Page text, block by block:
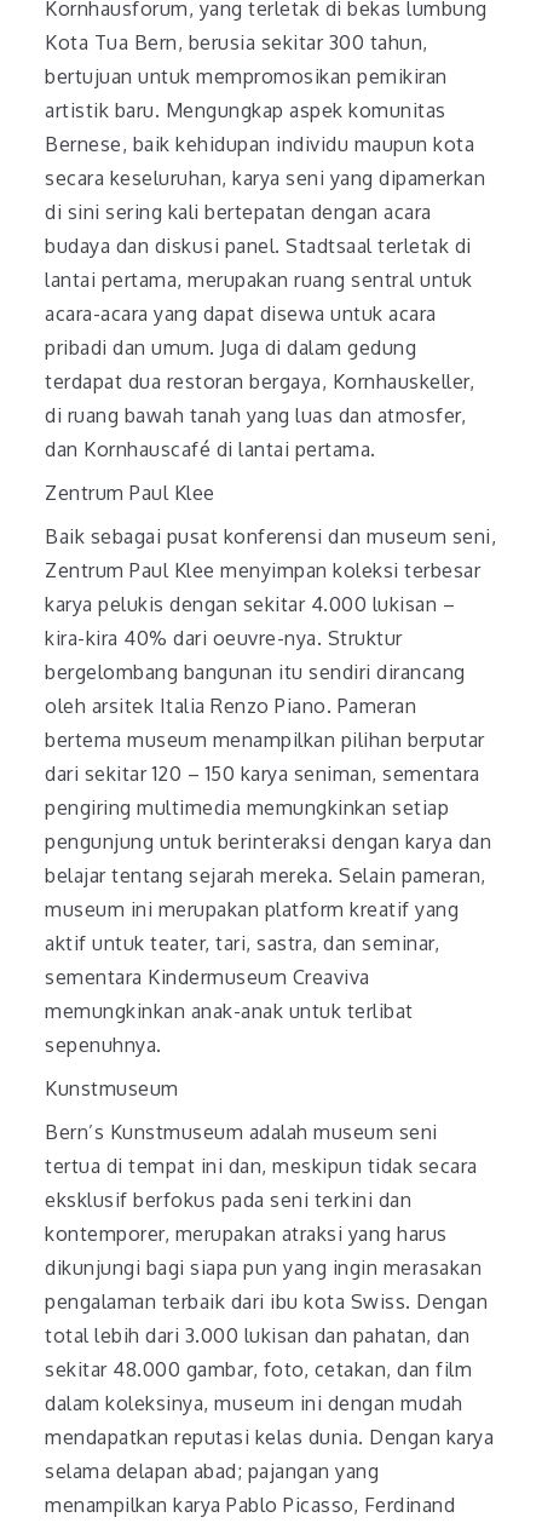
Kornhausforum, yang terletak di bekas lumbung
Kota Tua Bern, berusia sekitar 300 tahun,
bertujuan untuk mempromosikan pemikiran
artistik baru. Mengungkap aspek komunitas
Bernese, baik kehidupan individu maupun kota
secara keseluruhan, karya seni yang dipamerkan
di sini sering kali bertepatan dengan acara
budaya dan diskusi panel. Stadtsaal terletak di
lantai pertama, merupakan ruang sentral untuk
acara-acara yang dapat disewa untuk acara
pribadi dan umum. Juga di dalam gedung
terdapat dua restoran bergaya, Kornhauskeller,
di ruang bawah tanah yang luas dan atmosfer,
dan Kornhauscafé di lantai pertama.
Zentrum Paul Klee
Baik sebagai pusat konferensi dan museum seni,
Zentrum Paul Klee menyimpan koleksi terbesar
karya pelukis dengan sekitar 4.000 lukisan –
kira-kira 40% dari oeuvre-nya. Struktur
bergelombang bangunan itu sendiri dirancang
oleh arsitek Italia Renzo Piano. Pameran
bertema museum menampilkan pilihan berputar
dari sekitar 120 – 150 karya seniman, sementara
pengiring multimedia memungkinkan setiap
pengunjung untuk berinteraksi dengan karya dan
belajar tentang sejarah mereka. Selain pameran,
museum ini merupakan platform kreatif yang
aktif untuk teater, tari, sastra, dan seminar,
sementara Kindermuseum Creaviva
memungkinkan anak-anak untuk terlibat
sepenuhnya.
Kunstmuseum
Bern’s Kunstmuseum adalah museum seni
tertua di tempat ini dan, meskipun tidak secara
eksklusif berfokus pada seni terkini dan
kontemporer, merupakan atraksi yang harus
dikunjungi bagi siapa pun yang ingin merasakan
pengalaman terbaik dari ibu kota Swiss. Dengan
total lebih dari 3.000 lukisan dan pahatan, dan
sekitar 48.000 gambar, foto, cetakan, dan film
dalam koleksinya, museum ini dengan mudah
mendapatkan reputasi kelas dunia. Dengan karya
selama delapan abad; pajangan yang
menampilkan karya Pablo Picasso, Ferdinand